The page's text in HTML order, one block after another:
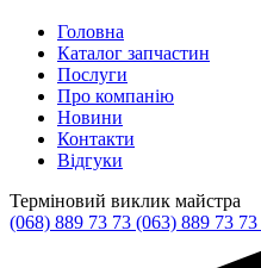
Головна
Каталог запчастин
Послуги
Про компанію
Новини
Контакти
Відгуки
Терміновий виклик майстра
(068) 889 73 73 (063) 889 73 73